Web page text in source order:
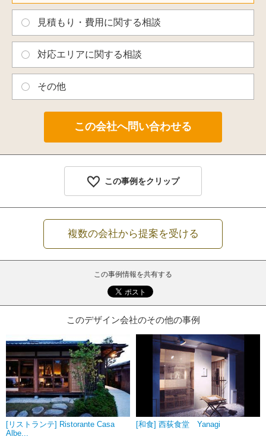
見積もり・費用に関する相談
対応エリアに関する相談
その他
この事例をクリップ
複数の会社から提案を受ける
この事例情報を共有する
このデザイン会社のその他の事例
[リストランテ] Ristorante Casa
Albe...
[和食] 西荻食堂 Yanagi